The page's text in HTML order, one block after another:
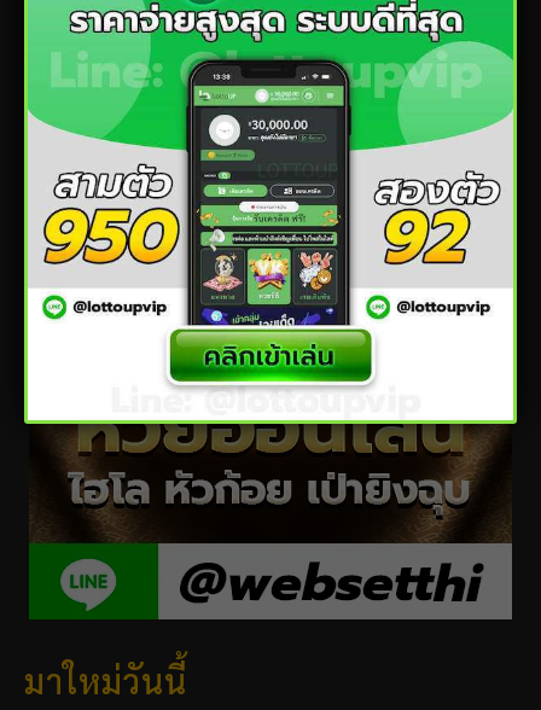
มาใหม่วันนี้